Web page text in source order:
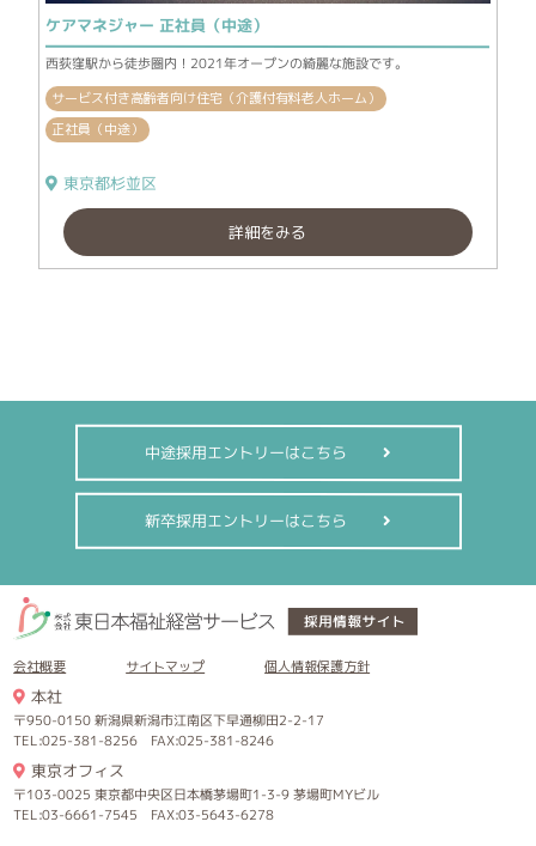
ケアマネジャー 正社員（中途）
西荻窪駅から徒歩圏内！2021年オープンの綺麗な施設です。
サービス付き高齢者向け住宅（介護付有料老人ホーム）
正社員（中途）
東京都杉並区
詳細をみる
中途採用エントリーはこちら
新卒採用エントリーはこちら
会社概要 サイトマップ 個人情報保護方針
本社
〒950-0150 新潟県新潟市江南区下早通柳田2-2-17
TEL:025-381-8256 FAX:025-381-8246
東京オフィス
〒103-0025 東京都中央区日本橋茅場町1-3-9 茅場町MYビル
TEL:03-6661-7545 FAX:03-5643-6278